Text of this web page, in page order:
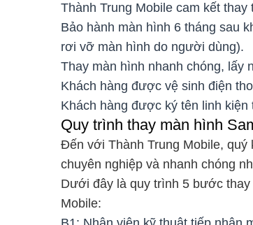
Thành Trung Mobile cam kết
Bảo hành màn hình 6 tháng sau
rơi vỡ màn hình do người dùng).
Thay màn hình nhanh chóng, lấy
Khách hàng được vệ sinh điện
Khách hàng được ký tên linh
Quy trình thay màn hình
Đến với Thành Trung Mobile,
chuyên nghiệp và nhanh chóng
Dưới đây là quy trình 5 bước thay
Mobile: